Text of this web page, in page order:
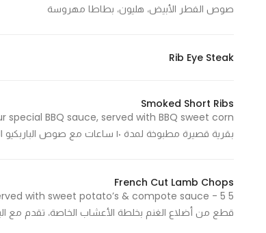
صوص الفطر الأبيض، هليون، بطاطا مهروسة
Rib Eye Steak
Smoked Short Ribs
بقرية قصيرة مطبوخة لمدة ١٠ ساعات مع صوص الباربكيو الخاص، تقدم مع ذرة حلوة بالباربكيو
French Cut Lamb Chops
with sweet potato’s & compote sauce - 5
قطع من أضلاع الغنم بخلطة الأعشاب الخاصة، تقدم مع